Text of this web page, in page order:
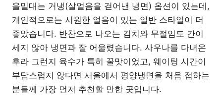
을밀대는 거냉(살얼음을 걷어낸 냉면) 옵션이 있는데,
개인적으로는 시원한 얼음이 있는 일반 스타일이 더
좋았습니다. 반찬으로 나오는 김치와 무절임도 간이
세지 않아 냉면과 잘 어울렸습니다. 사우나를 다녀온
후라 그런지 육수가 특히 꿀맛이었고, 웨이팅 시간이
부담스럽지 않다면 서울에서 평양냉면을 처음 접하는
분들께 가장 먼저 추천할 만한 곳입니다.